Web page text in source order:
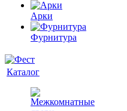
Арки
Фурнитура
Каталог